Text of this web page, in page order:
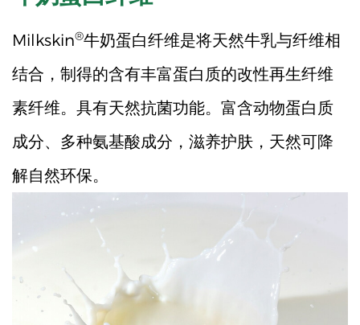
Milkskin®牛奶蛋白纤维是将天然牛乳与纤维相
结合，制得的含有丰富蛋白质的改性再生纤维
素纤维。具有天然抗菌功能。富含动物蛋白质
成分、多种氨基酸成分，滋养护肤，天然可降
解自然环保。